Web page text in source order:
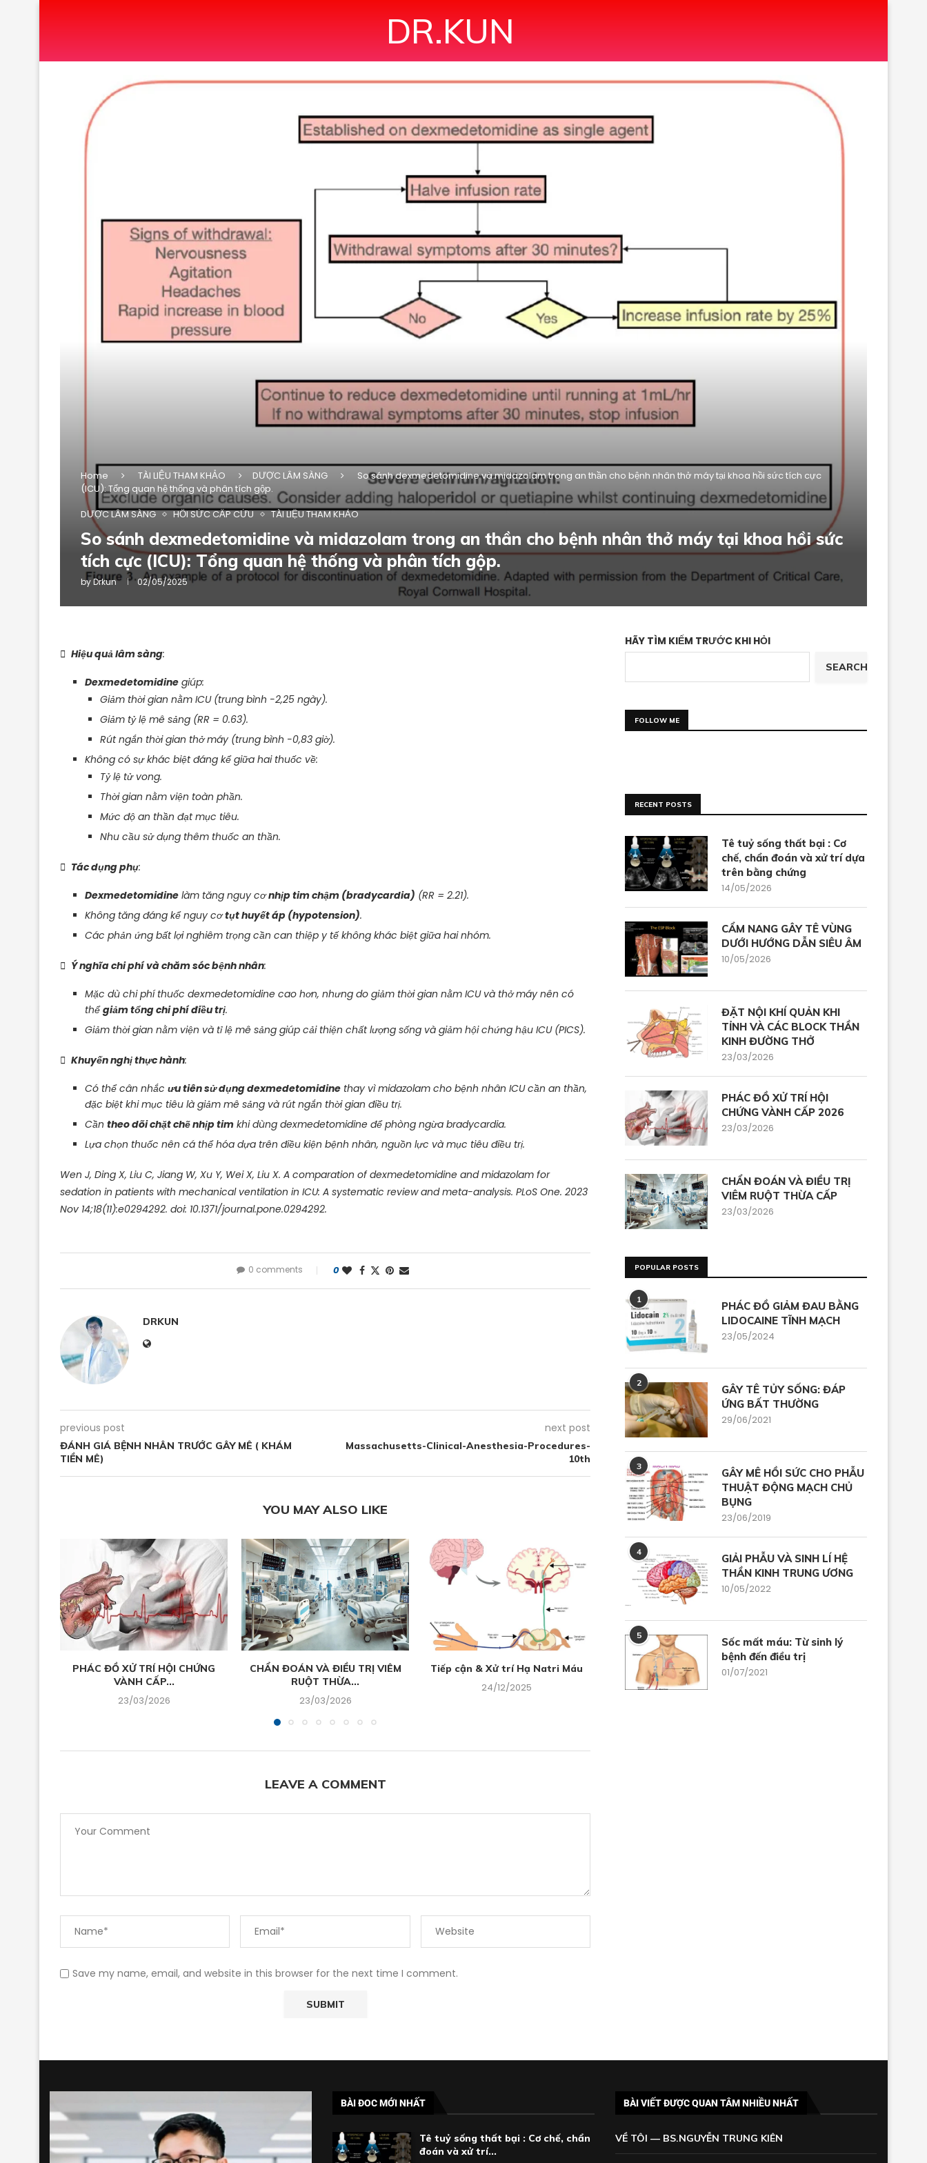
DR.KUN
Home TÀI LIỆU THAM KHẢO DƯỢC LÂM SÀNG
So sánh dexmedetomidine và midazolam trong an thần cho bệnh nhân thở máy tại khoa hồi sức tích cực
(ICU): Tổng quan hệ thống và phân tích gộp.
DƯỢC LÂM SÀNG
HỒI SỨC CẤP CỨU TÀI LIỆU THAM KHẢO
So sánh dexmedetomidine và midazolam trong an thần cho bệnh nhân thở máy tại khoa hồi sức
tích cực (ICU): Tổng quan hệ thống và phân tích gộp.
byDrkun 02/05/2025
 Hiệu quả lâm sàng:
Dexmedetomidine giúp:
Giảm thời gian nằm ICU (trung bình -2,25 ngày).
Giảm tỷ lệ mê sảng (RR = 0.63).
Rút ngắn thời gian thở máy (trung bình -0,83 giờ).
Không có sự khác biệt đáng kể giữa hai thuốc về:
Tỷ lệ tử vong.
Thời gian nằm viện toàn phần.
Mức độ an thần đạt mục tiêu.
Nhu cầu sử dụng thêm thuốc an thần.
 Tác dụng phụ:
Dexmedetomidine làm tăng nguy cơnhịp tim chậm (bradycardia) (RR = 2.21).
Không tăng đáng kể nguy cơtụt huyết áp (hypotension).
Các phản ứng bất lợi nghiêm trọng cần can thiệp y tế không khác biệt giữa hai nhóm.
 Ý nghĩa chi phí và chăm sóc bệnh nhân:
Mặc dù chi phí thuốc dexmedetomidine cao hơn, nhưng do giảm thời gian nằm ICU và thở máy nên có
thểgiảm tổng chi phí điều trị.
Giảm thời gian nằm viện và tỉ lệ mê sảng giúp cải thiện chất lượng sống và giảm hội chứng hậu ICU (PICS).
 Khuyến nghị thực hành:
Có thể cân nhắc ưu tiên sử dụng dexmedetomidine thay vì midazolam cho bệnh nhân ICU cần an thần,
đặc biệt khi mục tiêu là giảm mê sảng và rút ngắn thời gian điều trị.
Cần theo dõi chặt chẽ nhịp tim khi dùng dexmedetomidine để phòng ngừa bradycardia.
Lựa chọn thuốc nên cá thể hóa dựa trên điều kiện bệnh nhân, nguồn lực và mục tiêu điều trị.
Wen J, Ding X, Liu C, Jiang W, Xu Y, Wei X, Liu X. A comparation of dexmedetomidine and midazolam for
sedation in patients with mechanical ventilation in ICU: A systematic review and meta-analysis. PLoS One. 2023
Nov 14;18(11):e0294292. doi: 10.1371/journal.pone.0294292.
0 comments 0
DRKUN
previous post
ĐÁNH GIÁ BỆNH NHÂN TRƯỚC GÂY MÊ ( KHÁM
TIỀN MÊ)
next post
Massachusetts-Clinical-Anesthesia-Procedures-
10th
YOU MAY ALSO LIKE
PHÁC ĐỒ XỬ TRÍ HỘI CHỨNG
VÀNH CẤP...
23/03/2026
CHẨN ĐOÁN VÀ ĐIỀU TRỊ VIÊM
RUỘT THỪA...
23/03/2026
Tiếp cận & Xử trí Hạ Natri Máu
24/12/2025
CODE STEMI SUPPORT
09/12/2025
LEAVE A COMMENT
Save my name, email, and website in this browser for the next time I comment.
HÃY TÌM KIẾM TRƯỚC KHI HỎI
SEARCH
FOLLOW ME
RECENT POSTS
Tê tuỷ sống thất bại : Cơ
chế, chẩn đoán và xử trí dựa
trên bằng chứng
14/05/2026
CẨM NANG GÂY TÊ VÙNG
DƯỚI HƯỚNG DẪN SIÊU ÂM
10/05/2026
ĐẶT NỘI KHÍ QUẢN KHI
TỈNH VÀ CÁC BLOCK THẦN
KINH ĐƯỜNG THỞ
23/03/2026
PHÁC ĐỒ XỬ TRÍ HỘI
CHỨNG VÀNH CẤP 2026
23/03/2026
CHẨN ĐOÁN VÀ ĐIỀU TRỊ
VIÊM RUỘT THỪA CẤP
23/03/2026
POPULAR POSTS
1
PHÁC ĐỒ GIẢM ĐAU BẰNG
LIDOCAINE TĨNH MẠCH
23/05/2024
2
GÂY TÊ TỦY SỐNG: ĐÁP
ỨNG BẤT THƯỜNG
29/06/2021
3
GÂY MÊ HỒI SỨC CHO PHẪU
THUẬT ĐỘNG MẠCH CHỦ
BỤNG
23/06/2019
4
GIẢI PHẪU VÀ SINH LÍ HỆ
THẦN KINH TRUNG ƯƠNG
10/05/2022
5
Sốc mất máu: Từ sinh lý
bệnh đến điều trị
01/07/2021
BÀI ĐOC MỚI NHẤT
Tê tuỷ sống thất bại : Cơ chế, chẩn
đoán và xử trí...
BÀI VIẾT ĐƯỢC QUAN TÂM NHIỀU NHẤT
VỀ TÔI — BS.NGUYỄN TRUNG KIÊN